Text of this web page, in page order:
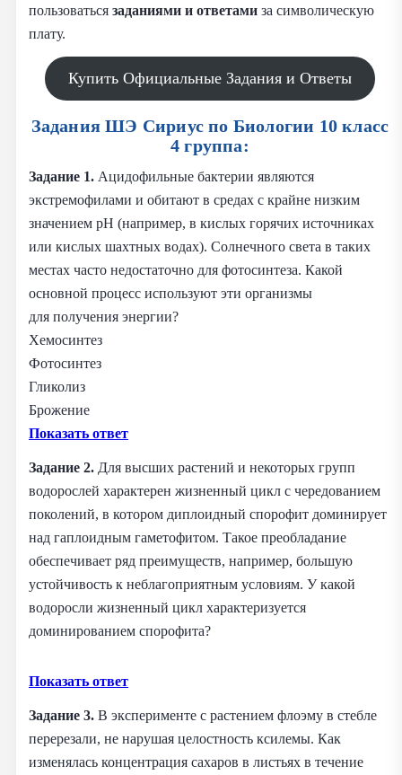
пользоваться заданиями и ответами за символическую
плату.
Купить Официальные Задания и Ответы
Задания ШЭ Сириус по Биологии 10 класс
4 группа:
Задание 1. Ацидофильные бактерии являются
экстремофилами и обитают в средах с крайне низким
значением pH (например, в кислых горячих источниках
или кислых шахтных водах). Солнечного света в таких
местах часто недостаточно для фотосинтеза. Какой
основной процесс используют эти организмы
для получения энергии?
Хемосинтез
Фотосинтез
Гликолиз
Брожение
Показать ответ
Задание 2. Для высших растений и некоторых групп
водорослей характерен жизненный цикл с чередованием
поколений, в котором диплоидный спорофит доминирует
над гаплоидным гаметофитом. Такое преобладание
обеспечивает ряд преимуществ, например, большую
устойчивость к неблагоприятным условиям. У какой
водоросли жизненный цикл характеризуется
доминированием спорофита?
Показать ответ
Задание 3. В эксперименте с растением флоэму в стебле
перерезали, не нарушая целостность ксилемы. Как
изменялась концентрация сахаров в листьях в течение